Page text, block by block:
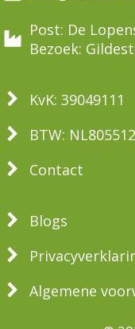
Post: De
Bezoek:
KvK: 39049111
BTW:
Contact
Blogs
Algemene